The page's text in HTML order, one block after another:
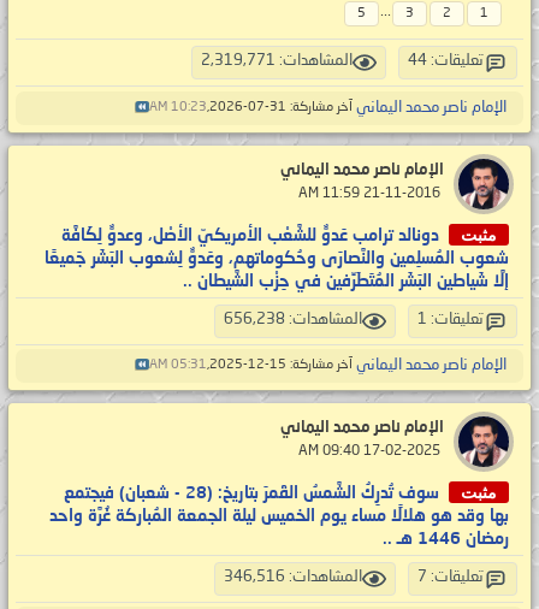
1
2
3
...
5
تعليقات: 44 المشاهدات: 2,319,771
الإمام ناصر محمد اليماني آخر مشاركة: 31-07-2026, 10:23 AM
الإمام ناصر محمد اليماني
مثبت
دونالد ترامب عَدوٌّ للشَّعْب الأمريكيّ الأصْل، وعدوٌّ لِكَافَّة
شعوب المُسلِمين والنَّصارَى وحُكوماتهم، وعَدوٌّ لِشعوب البَشَر جَميعًا
إلَّا شَياطين البَشَر المُتَطَرِّفين في حِزْب الشَّيطان ..
تعليقات: 1 المشاهدات: 656,238
الإمام ناصر محمد اليماني آخر مشاركة: 15-12-2025, 05:31 AM
الإمام ناصر محمد اليماني
مثبت
سوف تُدرِكُ الشَّمسُ القَمرَ بتاريخ: (28 - شعبان) فيجتمع
بها وقد هو هلالًا مساء يوم الخميس ليلة الجمعة المُباركة غُرَّة واحد
رمضان 1446 هـ ..
تعليقات: 7 المشاهدات: 346,516